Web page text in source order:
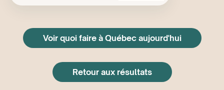
Voir quoi faire à Québec aujourd'hui
Retour aux résultats